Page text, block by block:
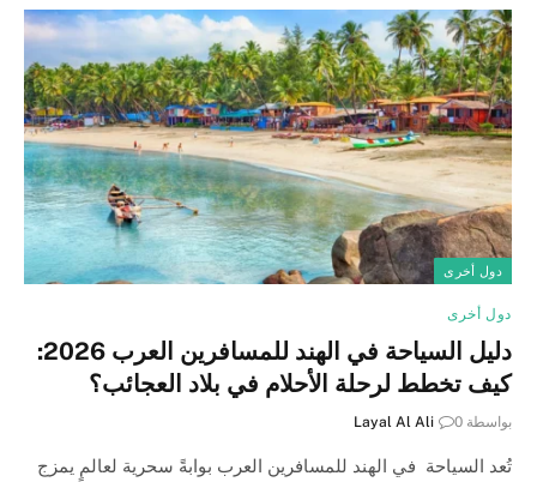
دول أخرى
دول أخرى
دليل السياحة في الهند للمسافرين العرب 2026:
كيف تخطط لرحلة الأحلام في بلاد العجائب؟
بواسطة Layal Al Ali 0
تُعد السياحة في الهند للمسافرين العرب بوابةً سحرية لعالمٍ يمزج